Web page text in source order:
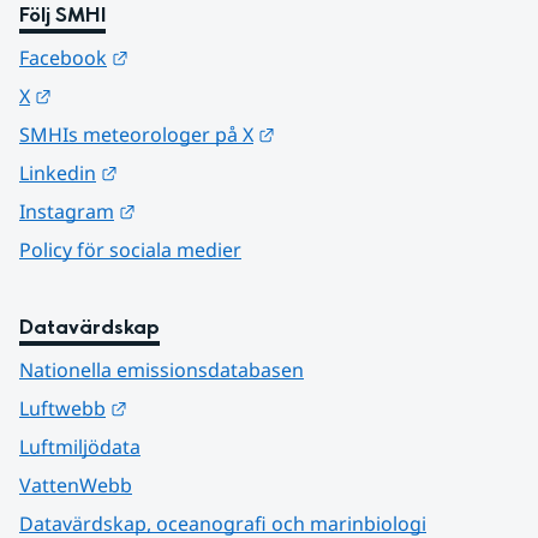
Följ SMHI
Facebook
X
SMHIs meteorologer på X
Linkedin
Instagram
Policy för sociala medier
Datavärdskap
Nationella emissionsdatabasen
Luftwebb
Luftmiljödata
VattenWebb
Datavärdskap, oceanografi och marinbiologi